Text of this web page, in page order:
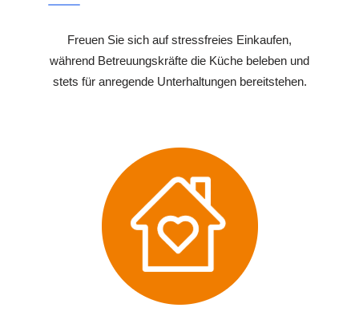
Freuen Sie sich auf stressfreies Einkaufen,
während Betreuungskräfte die Küche beleben und
stets für anregende Unterhaltungen bereitstehen.